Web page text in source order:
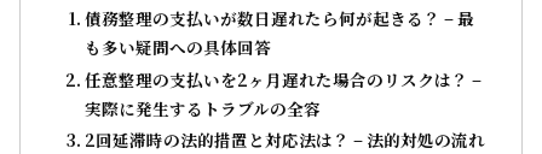
債務整理の支払いが数日遅れたら何が起きる？ – 最
も多い疑問への具体回答
任意整理の支払いを2ヶ月遅れた場合のリスクは？ –
実際に発生するトラブルの全容
2回延滞時の法的措置と対応法は？ – 法的対処の流れ